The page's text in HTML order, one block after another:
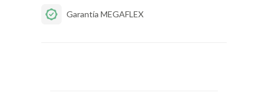
Garantía MEGAFLEX